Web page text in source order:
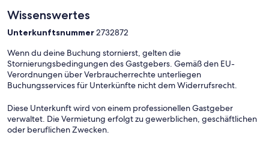
Wissenswertes
Unterkunftsnummer2732872
Wenn du deine Buchung stornierst, gelten die
Stornierungsbedingungen des Gastgebers. Gemäß den EU-
Verordnungen über Verbraucherrechte unterliegen
Buchungsservices für Unterkünfte nicht dem Widerrufsrecht.
Diese Unterkunft wird von einem professionellen Gastgeber
verwaltet. Die Vermietung erfolgt zu gewerblichen, geschäftlichen
oder beruflichen Zwecken.